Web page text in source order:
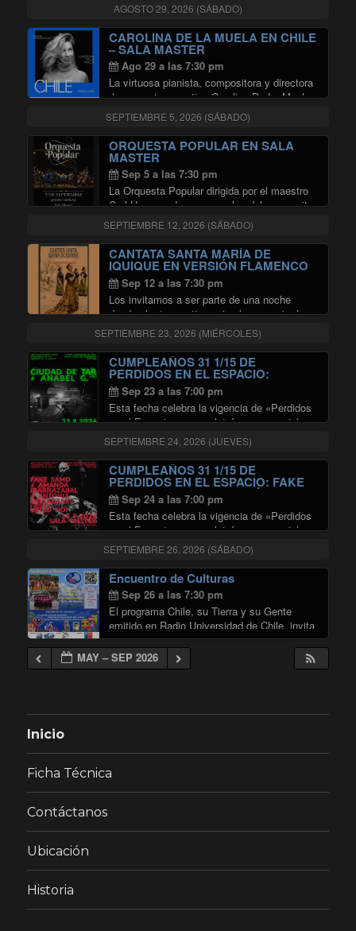
independiente , hecha en su habitación, con
el corazón roto y con ganas de …
Continuar leyendo"CHUCHO RIVAS EN SALA
AGOSTO 29, 2026 (SÁBADO)
CAROLINA DE LA MUELA EN CHILE
– SALA MASTER
Ago 29 a las 7:30 pm
La virtuosa pianista, compositora y directora
de orquesta argentina Carolina De La Muela
llega por primera vez a Chile para ofrecer un
concierto íntimo que promete acariciar el
alma. Conocida por su profunda sensibilidad
en …Continuar leyendo"CAROLINA DE LA MUELA
SEPTIEMBRE 5, 2026 (SÁBADO)
ORQUESTA POPULAR EN SALA
MASTER
Sep 5 a las 7:30 pm
La Orquesta Popular dirigida por el maestro
Carl Hammond y con arreglos del compositor
Julio Hernaiz para cuerdas y voces,
presentan: TANGOS, BOLEROS Y VALSES
INOLVIDABLES en Sala Master.
Información del Evento: Fecha: Sábado …
Continuar leyendo "ORQUESTA POPULAR EN
SEPTIEMBRE 12, 2026 (SÁBADO)
CANTATA SANTA MARÍA DE
IQUIQUE EN VERSIÓN FLAMENCO
EN SALA MASTER
Sep 12 a las 7:30 pm
Los invitamos a ser parte de una noche
donde el arte mantiene viva la memoria. La
Cantata Santa María de Iquique en versión
flamenco, creada y dirigida por Carmen
Álvarez, es una propuesta artística única …
Continuar leyendo"CANTATA SANTA MARÍA DE
SEPTIEMBRE 23, 2026 (MIÉRCOLES)
CUMPLEAÑOS 31 1/15 DE
PERDIDOS EN EL ESPACIO:
CIUDAD DE TAR + ANABEL G EN
SALA MASTER
Sep 23 a las 7:00 pm
Esta fecha celebra la vigencia de «Perdidos
en el Espacio» como plataforma esencial
para la difusión de nuevos lenguajes
musicales en Chile. El concierto propone un
encuentro transandino donde la propuesta de
indie rock de …Continuar leyendo"CUMPLEAÑOS
SEPTIEMBRE 24, 2026 (JUEVES)
CUMPLEAÑOS 31 1/15 DE
PERDIDOS EN EL ESPACIO: FAKE
SAMO + AMANDA IRARRÁZABAL +
ANTONIA VALLADARES +
APERTURA POR USTED NO! EN
SALA MASTER
Sep 24 a las 7:00 pm
Esta fecha celebra la vigencia de «Perdidos
en el Espacio» como plataforma esencial
para la difusión de nuevos lenguajes
musicales en Chile. El concierto propone un
encuentro sonoro con la participación del trío
de improvisación …Continuar leyendo
SEPTIEMBRE 26, 2026 (SÁBADO)
Encuentro de Culturas
Sep 26 a las 7:30 pm
El programa Chile, su Tierra y su Gente
emitido en Radio Universidad de Chile, invita
a ser parte del “Encuentro de Culturas”, un
contrapunto entre los cantos y danzas de
Chiloé y el canto campesino …
MAY – SEP 2026
Inicio
Ficha Técnica
Contáctanos
Ubicación
Historia